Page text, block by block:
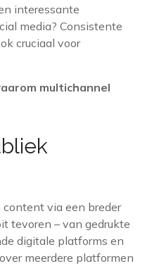
interessante
media? Consistente
cruciaal voor
multichannel
via een breder
tevoren – van gedrukte
digitale platforms en
meerdere platformen